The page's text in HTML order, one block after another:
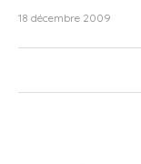
18 décembre 2009